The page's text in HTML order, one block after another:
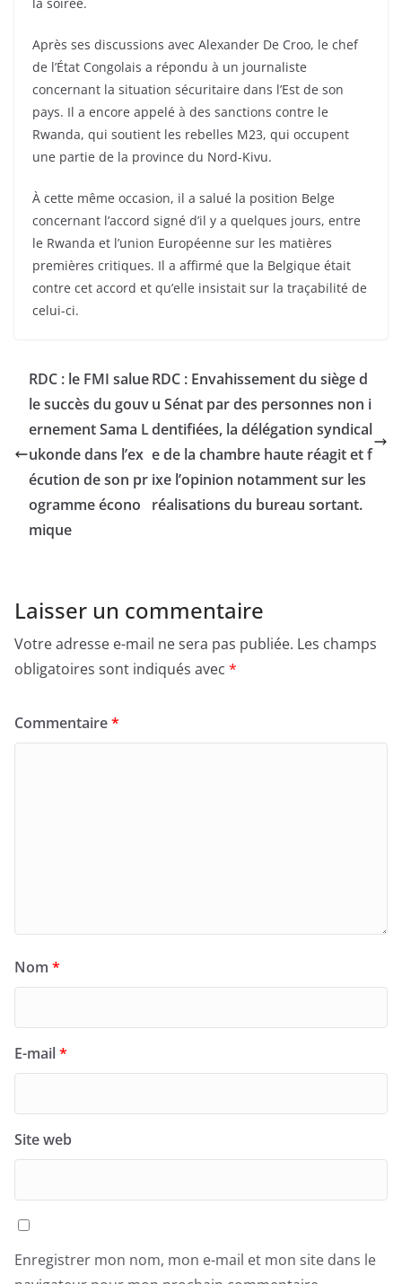
Après ses discussions avec Alexander De Croo, le chef
de l’État Congolais a répondu à un journaliste
concernant la situation sécuritaire dans l’Est de son
pays. Il a encore appelé à des sanctions contre le
Rwanda, qui soutient les rebelles M23, qui occupent
une partie de la province du Nord-Kivu.
À cette même occasion, il a salué la position Belge
concernant l’accord signé d’il y a quelques jours, entre
le Rwanda et l’union Européenne sur les matières
premières critiques. Il a affirmé que la Belgique était
contre cet accord et qu’elle insistait sur la traçabilité de
celui-ci.
RDC : le FMI salue
le succès du gouv
ernement Sama L
ukonde dans l’ex
écution de son pr
ogramme écono
mique
RDC : Envahissement du siège d
u Sénat par des personnes non i
dentifiées, la délégation syndical
e de la chambre haute réagit et f
ixe l’opinion notamment sur les
réalisations du bureau sortant.
Laisser un commentaire
Votre adresse e-mail ne sera pas publiée. Les champs
obligatoires sont indiqués avec *
Commentaire*
Nom *
E-mail*
Site web
Enregistrer mon nom, mon e-mail et mon site dans le